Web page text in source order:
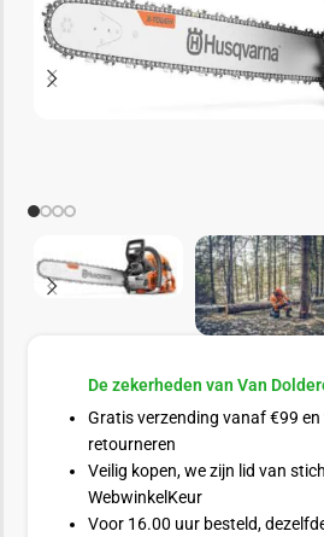
De zekerheden van Van
Gratis verzending vanaf €99
retourneren
Veilig kopen, we zijn lid van
WebwinkelKeur
Voor 16.00 uur besteld,